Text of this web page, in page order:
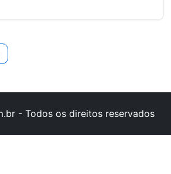
- Todos os direitos reservados